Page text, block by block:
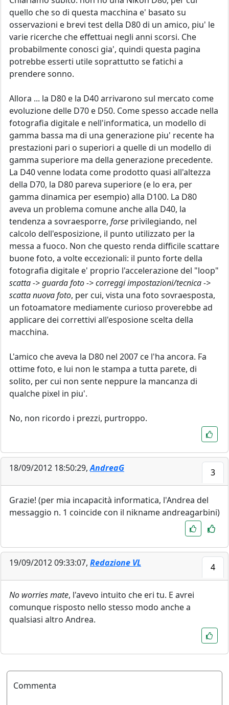
quello che so di questa macchina e' basato su
osservazioni e brevi test della D80 di un amico, piu' le
varie ricerche che effettuai negli anni scorsi. Che
probabilmente conosci gia', quindi questa pagina
potrebbe esserti utile soprattutto se fatichi a
prendere sonno.
Allora ... la D80 e la D40 arrivarono sul mercato come
evoluzione delle D70 e D50. Come spesso accade nella
fotografia digitale e nell'informatica, un modello di
gamma bassa ma di una generazione piu' recente ha
prestazioni pari o superiori a quelle di un modello di
gamma superiore ma della generazione precedente.
La D40 venne lodata come prodotto quasi all'altezza
della D70, la D80 pareva superiore (e lo era, per
gamma dinamica per esempio) alla D100. La D80
aveva un problema comune anche alla D40, la
tendenza a sovraesporre, forse privilegiando, nel
calcolo dell'esposizione, il punto utilizzato per la
messa a fuoco. Non che questo renda difficile scattare
buone foto, a volte eccezionali: il punto forte della
fotografia digitale e' proprio l'accelerazione del "loop"
scatta -> guarda foto -> correggi impostazioni/tecnica ->
scatta nuova foto, per cui, vista una foto sovraesposta,
un fotoamatore mediamente curioso proverebbe ad
applicare dei correttivi all'esposione scelta della
macchina.
L'amico che aveva la D80 nel 2007 ce l'ha ancora. Fa
ottime foto, e lui non le stampa a tutta parete, di
solito, per cui non sente neppure la mancanza di
qualche pixel in piu'.
No, non ricordo i prezzi, purtroppo.
18/09/2012 18:50:29,AndreaG 3
Grazie! (per mia incapacità informatica, l'Andrea del
messaggio n. 1 coincide con il nikname andreagarbini)
19/09/2012 09:33:07, Redazione VL 4
No worries mate, l'avevo intuito che eri tu. E avrei
comunque risposto nello stesso modo anche a
qualsiasi altro Andrea.
Commenta